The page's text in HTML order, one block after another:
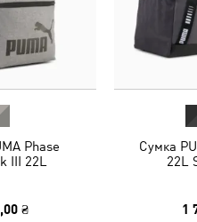
Phase
III 22L
₴
Сумка
22L
1